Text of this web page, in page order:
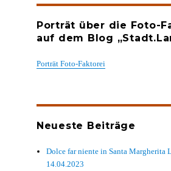
Porträt über die Foto-
auf dem Blog
Porträt Foto-Faktorei
Neueste Beiträge
Dolce far niente in Santa Margherita
14.04.2023